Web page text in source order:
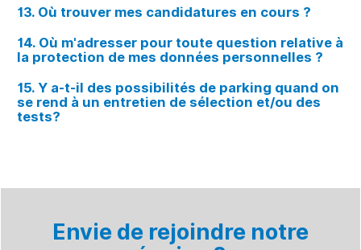
13. Où trouver mes candidatures en cours ?
14. Où m'adresser pour toute question relative à
la protection de mes données personnelles ?
15. Y a-t-il des possibilités de parking quand on
se rend à un entretien de sélection et/ou des
tests?
Envie de rejoindre notre